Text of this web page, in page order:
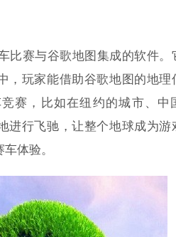
比赛与谷歌地图集成的软件。
，玩家能借助谷歌地图的地理
赛，比如在纽约的城市、中
进行飞驰，让整个地球成为游
体验。